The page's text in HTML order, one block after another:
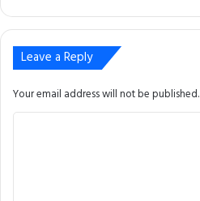
Leave a Reply
Your email address will not be published.